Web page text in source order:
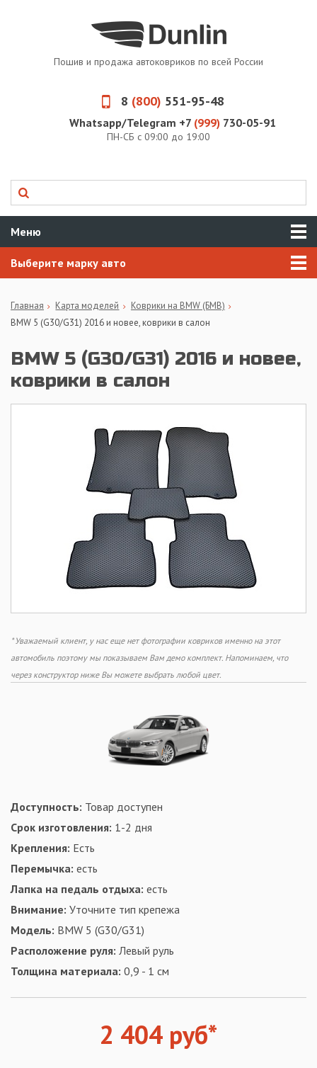
Пошив и продажа автоковриков по всей России
8 (800) 551-95-48
Whatsapp/Telegram +7 (999) 730-05-91
ПН-СБ с 09:00 до 19:00
Меню
Выберите марку авто
Главная Карта моделей
Коврики на BMW (БМВ)
BMW 5 (G30/G31) 2016 и новее, коврики в салон
BMW 5 (G30/G31) 2016 и новее,
коврики в салон
* Уважаемый клиент, у нас еще нет фотографии ковриков именно на этот
автомобиль поэтому мы показываем Вам демо комплект. Напоминаем, что
через конструктор ниже Вы можете выбрать любой цвет.
Доступность: Товар доступен
Срок изготовления: 1-2 дня
Крепления: Есть
Перемычка: есть
Лапка на педаль отдыха: есть
Внимание: Уточните тип крепежа
Модель: BMW 5 (G30/G31)
Расположение руля: Левый руль
Толщина материала: 0,9 - 1 см
2 404 руб*